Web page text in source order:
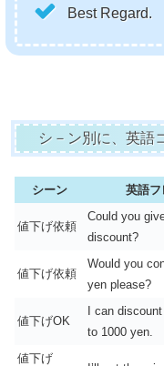
Best Regard.
シ－ン別に、英語
シーン 英語フ
値下げ依頼
Could you
discount?
値下げ依頼
Would you
yen please?
値下げOK
I can
to 1000 yen.
値下げ